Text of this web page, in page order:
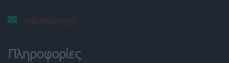
info@libre.gr
Πληροφορίες